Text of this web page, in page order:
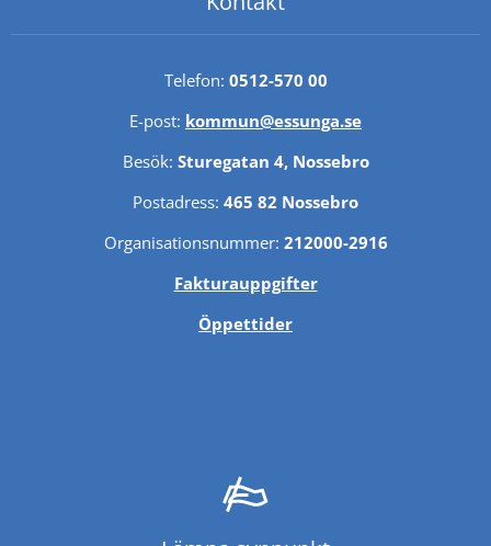
Telefon: 0512-570 00
E-post: kommun@essunga.se
Besök: Sturegatan 4, Nossebro
Postadress: 465 82 Nossebro
Organisationsnummer: 212000-2916
Fakturauppgifter
Öppettider